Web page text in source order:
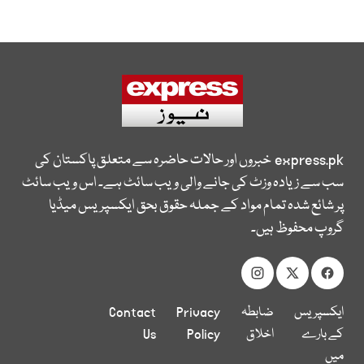
express.pkخبروں اور حالات حاضرہ سے متعلق پاکستان کی
سب سے زیادہ وزٹ کی جانے والی ویب سائٹ ہے۔ اس ویب سائٹ
پر شائع شدہ تمام مواد کے جملہ حقوق بحق ایکسپریس میڈیا
گروپ محفوظ ہیں۔
ایکسپریس
کے بارے
میں
ضابطہ
اخلاق
Privacy
Policy
Contact
Us